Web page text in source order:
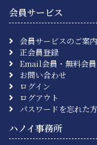
会員サービス
会員サービスのご案内
正会員登録
Email会員・無料会
お問い合わせ
ログイン
ログアウト
パスワードを忘れた方
ハノイ事務所